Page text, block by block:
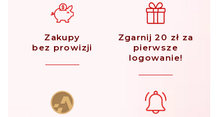
Zakupy
bez prowizji
Zgarnij 20 zł za
pierwsze
logowanie!